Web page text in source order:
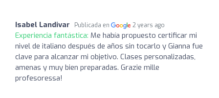
Isabel Landivar Publicada en 2 years ago
Experiencia fantástica: Me había propuesto certificar mi
nivel de italiano después de años sin tocarlo y Gianna fue
clave para alcanzar mi objetivo. Clases personalizadas,
amenas y muy bien preparadas. Grazie mille
profesoressa!